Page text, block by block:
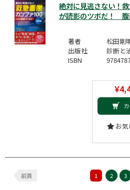
絶対に見逃さない！
が読影のツボだ！
著者
松田剛
出版社
診断と
ISBN
お
前頁 1 2 3